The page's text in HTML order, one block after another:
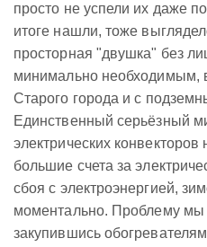
просто не успели их даже
итоге нашли, тоже
просторная "двушка" без
минимально необходимым,
Старого города и с
Единственный серьёзный
электрических
большие счета за
сбоя с электроэнергией,
моментально. Проблему мы
закупившись